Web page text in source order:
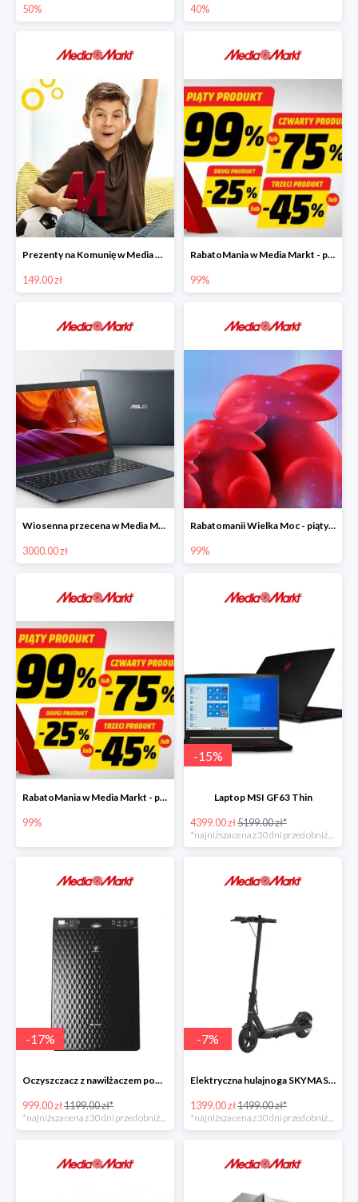
50% 40%
Prezenty na Komunię w Media Markt w super cenach od 149 zł
149.00 zł
RabatoMania w Media Markt - piąty produkt nawet 99% taniej
99%
Wiosenna przecena w Media Markt - laptopy do 3000 zł
3000.00 zł
Rabatomanii Wielka Moc - piąty produkt nawet 99% taniej
99%
RabatoMania w Media Markt - piąty produkt do -99%
99%
-15%
Laptop MSI GF63 Thin
4399.00 zł5199.00 zł*
-17%
Oczyszczacz z nawilżaczem powietrza SHARP UA-HG30E-B
999.00 zł1199.00 zł*
*najniższa cena z 30 dni przed obniżką
-7%
Elektryczna hulajnoga SKYMASTER SkyMe PRO
1399.00 zł1499.00 zł*
*najniższa cena z 30 dni przed obniżką